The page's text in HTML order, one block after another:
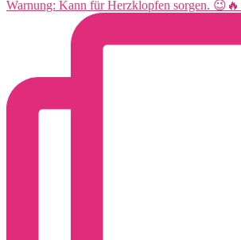
Warnung: Kann für Herzklopfen sorgen.